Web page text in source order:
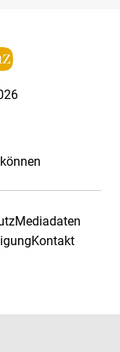
Mediadaten
Kontakt